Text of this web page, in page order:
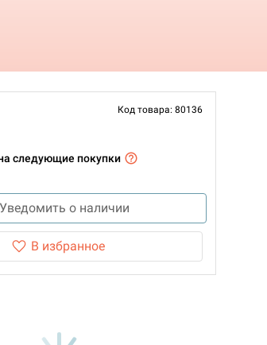
Код товара: 80136
следующие покупки
Уведомить о наличии
В избранное